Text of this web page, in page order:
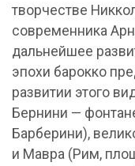
творчестве
современника
дальнейшее
эпохи барокко
развитии этого
Бернини —
Барберини),
и Мавра (Рим,